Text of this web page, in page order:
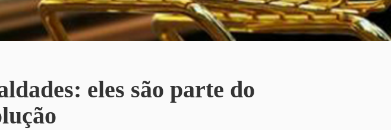
eles são parte do